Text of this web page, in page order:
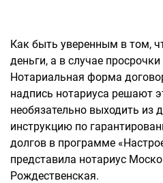
Как быть уверенным в том,
деньги, а в случае
Нотариальная форма
надпись нотариуса решают
необязательно выходить
инструкцию по
долгов в программе
представила нотариус
Рождественская.